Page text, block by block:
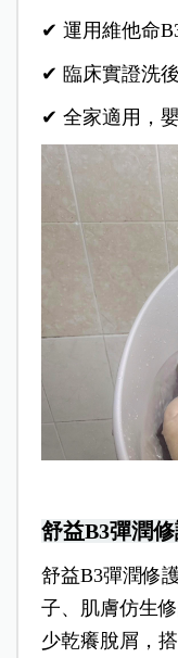
✔ 運用維他命
✔ 臨床實證洗
✔ 全家適用，
舒益B3彈潤
舒益B3彈潤修
子、肌膚仿生
少乾癢脫屑，